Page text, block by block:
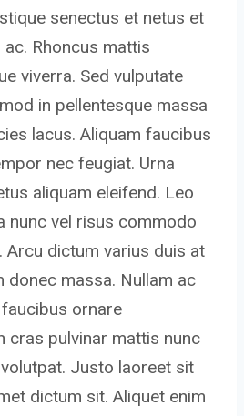
senectus et netus et
Rhoncus mattis
viverra. Sed vulputate
in pellentesque massa
lacus. Aliquam faucibus
nec feugiat. Urna
aliquam eleifend. Leo
nunc vel risus commodo
Arcu dictum varius duis at
donec massa. Nullam ac
ornare
cras pulvinar mattis nunc
Justo laoreet sit
dictum sit. Aliquet enim